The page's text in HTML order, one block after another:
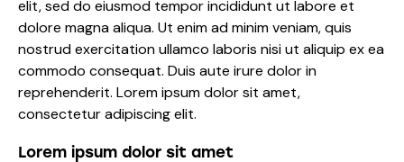
elit, sed do eiusmod tempor incididunt ut labore et
dolore magna aliqua. Ut enim ad minim veniam, quis
nostrud exercitation ullamco laboris nisi ut aliquip ex ea
commodo consequat. Duis aute irure dolor in
reprehenderit. Lorem ipsum dolor sit amet,
consectetur adipiscing elit.
Lorem ipsum dolor sit amet